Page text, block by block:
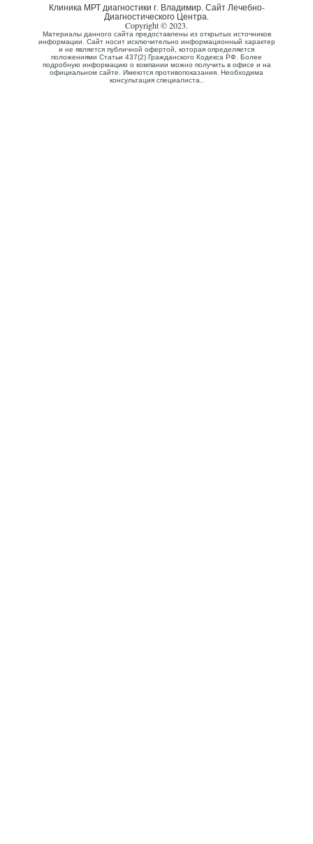
Клиника МРТ диагностики г. Владимир. Сайт Лечебно-
Диагностического Центра.
Copyright © 2023.
Материалы данного сайта предоставлены из открытых источников
информации. Сайт носит исключительно информационный характер
и не является публичной офертой, которая определяется
положениями Статьи 437(2) Гражданского Кодекса РФ. Более
подробную информацию о компании можно получить в офисе и на
официальном сайте. Имеются противопоказания. Необходима
консультация специалиста..